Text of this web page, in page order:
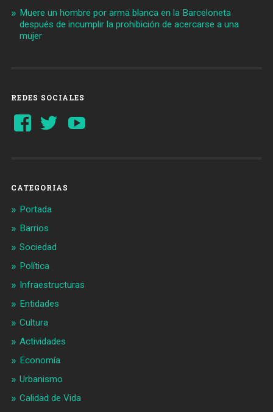
Muere un hombre por arma blanca en la Barceloneta
después de incumplir la prohibición de acercarse a una
mujer
REDES SOCIALES
Ver
perfil
Ver
perfil
CATEGORIAS
Portada
Barrios
Sociedad
Política
Infraestructuras
Entidades
Cultura
Actividades
Economía
Urbanismo
Calidad de Vida